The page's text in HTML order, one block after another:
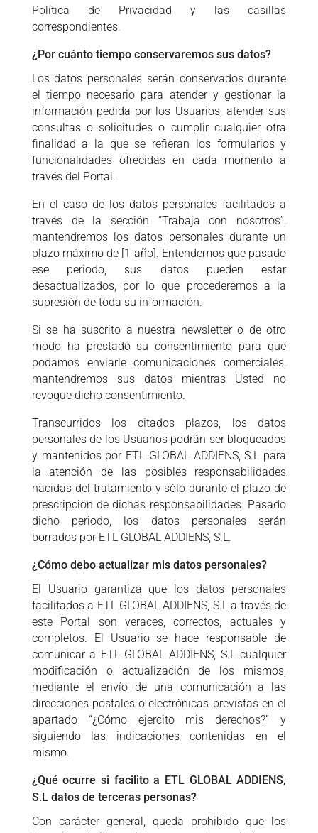
Política de Privacidad y las casillas
correspondientes.
¿Por cuánto tiempo conservaremos sus datos?
Los datos personales serán conservados durante
el tiempo necesario para atender y gestionar la
información pedida por los Usuarios, atender sus
consultas o solicitudes o cumplir cualquier otra
finalidad a la que se refieran los formularios y
funcionalidades ofrecidas en cada momento a
través del Portal.
En el caso de los datos personales facilitados a
través de la sección “Trabaja con nosotros”,
mantendremos los datos personales durante un
plazo máximo de [1 año]. Entendemos que pasado
ese periodo, sus datos pueden estar
desactualizados, por lo que procederemos a la
supresión de toda su información.
Si se ha suscrito a nuestra newsletter o de otro
modo ha prestado su consentimiento para que
podamos enviarle comunicaciones comerciales,
mantendremos sus datos mientras Usted no
revoque dicho consentimiento.
Transcurridos los citados plazos, los datos
personales de los Usuarios podrán ser bloqueados
y mantenidos por ETL GLOBAL ADDIENS, S.L para
la atención de las posibles responsabilidades
nacidas del tratamiento y sólo durante el plazo de
prescripción de dichas responsabilidades. Pasado
dicho periodo, los datos personales serán
borrados por ETL GLOBAL ADDIENS, S.L.
¿Cómo debo actualizar mis datos personales?
El Usuario garantiza que los datos personales
facilitados a ETL GLOBAL ADDIENS, S.L a través de
este Portal son veraces, correctos, actuales y
completos. El Usuario se hace responsable de
comunicar a ETL GLOBAL ADDIENS, S.L cualquier
modificación o actualización de los mismos,
mediante el envío de una comunicación a las
direcciones postales o electrónicas previstas en el
apartado “¿Cómo ejercito mis derechos?” y
siguiendo las indicaciones contenidas en el
mismo.
¿Qué ocurre si facilito a ETL GLOBAL ADDIENS,
S.L datos de terceras personas?
Con carácter general, queda prohibido que los